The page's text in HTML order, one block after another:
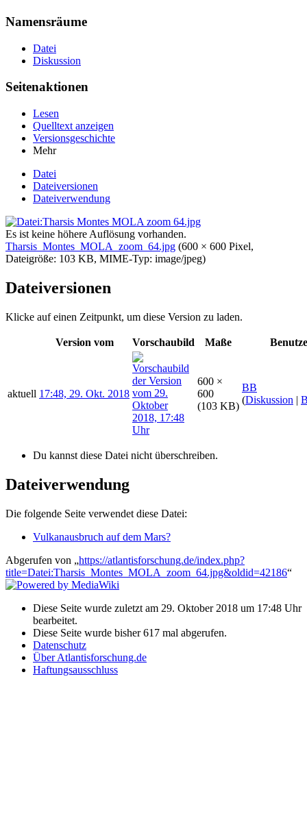
Namensräume
Datei
Diskussion
Seitenaktionen
Lesen
Quelltext anzeigen
Versionsgeschichte
Mehr
Datei
Dateiversionen
Dateiverwendung
Es ist keine höhere Auflösung vorhanden.
Tharsis_Montes_MOLA_zoom_64.jpg (600 × 600 Pixel,
Dateigröße: 103 KB, MIME-Typ: image/jpeg)
Dateiversionen
Klicke auf einen Zeitpunkt, um diese Version zu laden.
Version vom Vorschaubild Maße
aktuell 17:48, 29. Okt. 2018
600 ×
600
(103 KB)
BB
(Diskussion |
Du kannst diese Datei nicht überschreiben.
Dateiverwendung
Die folgende Seite verwendet diese Datei:
Vulkanausbruch auf dem Mars?
Abgerufen von „https://atlantisforschung.de/index.php?
title=Datei:Tharsis_Montes_MOLA_zoom_64.jpg&oldid=42186“
Diese Seite wurde zuletzt am 29. Oktober 2018 um 17:48 Uhr
bearbeitet.
Diese Seite wurde bisher 617 mal abgerufen.
Datenschutz
Über Atlantisforschung.de
Haftungsausschluss